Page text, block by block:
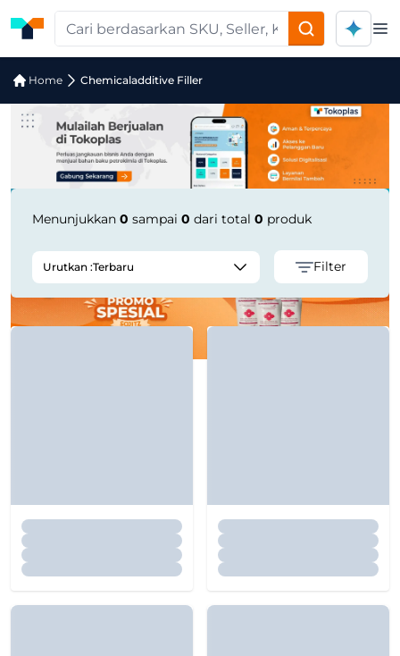
Home Chemicaladditive Filler
Jual Chemicaladditive Filler |
Menunjukkan 0 sampai 0 dari total 0 produk
Urutkan :Terbaru Filter